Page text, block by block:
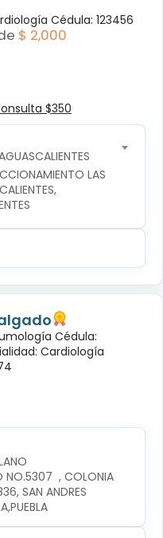
Cédula: 123456
$ 2,000
$350
LAS
Cédula:
Cardiología
NO.5307  , COLONIA
SAN ANDRES